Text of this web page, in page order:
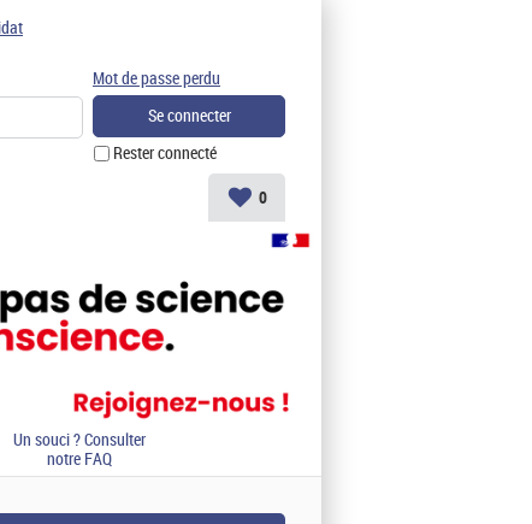
Rester connecté
Mot de passe perdu
0
Un souci ? Consulter
notre FAQ